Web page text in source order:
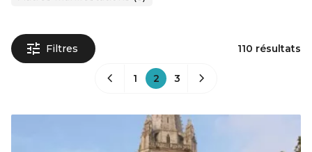
Filtres 110 résultats
1 2 3